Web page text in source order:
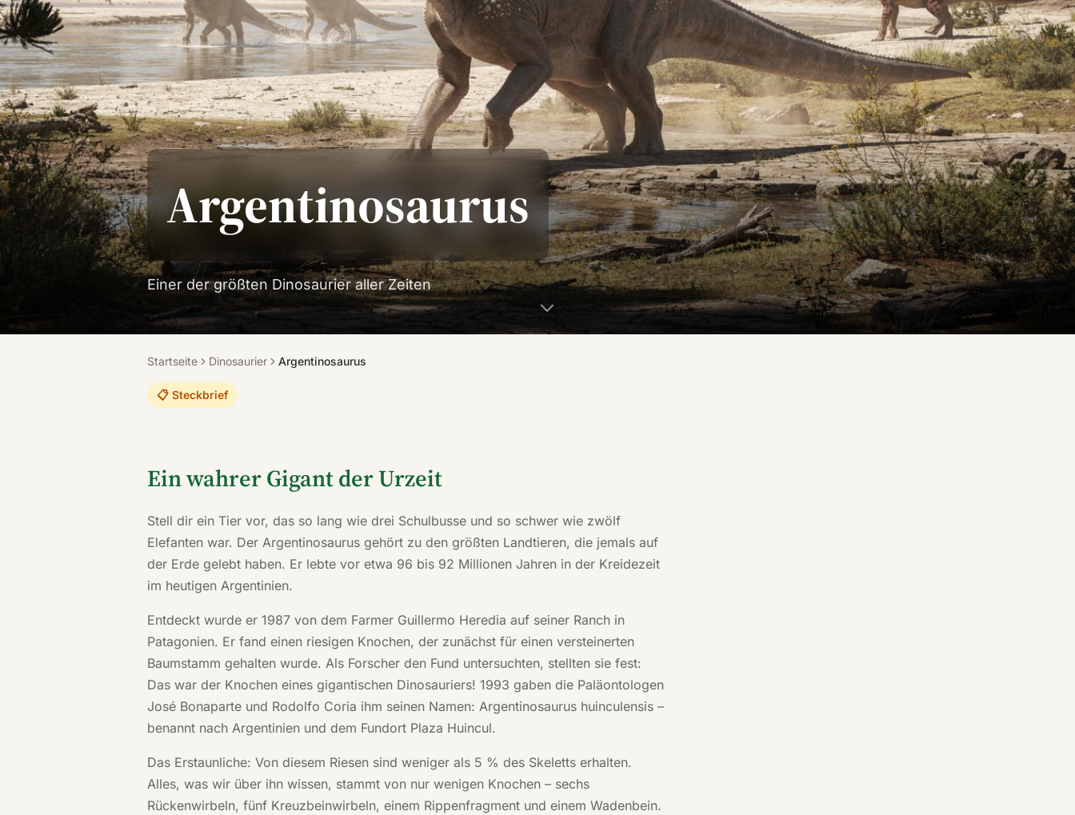
Argentinosaurus
Einer der größten Dinosaurier aller Zeiten
Startseite Dinosaurier Argentinosaurus
📋 Steckbrief
Ein wahrer Gigant der Urzeit
Stell dir ein Tier vor, das so lang wie drei Schulbusse und so schwer wie zwölf
Elefanten war. Der Argentinosaurus gehört zu den größten Landtieren, die jemals auf
der Erde gelebt haben. Er lebte vor etwa 96 bis 92 Millionen Jahren in der Kreidezeit
im heutigen Argentinien.
Entdeckt wurde er 1987 von dem Farmer Guillermo Heredia auf seiner Ranch in
Patagonien. Er fand einen riesigen Knochen, der zunächst für einen versteinerten
Baumstamm gehalten wurde. Als Forscher den Fund untersuchten, stellten sie fest:
Das war der Knochen eines gigantischen Dinosauriers! 1993 gaben die Paläontologen
José Bonaparte und Rodolfo Coria ihm seinen Namen: Argentinosaurus huinculensis –
benannt nach Argentinien und dem Fundort Plaza Huincul.
Das Erstaunliche: Von diesem Riesen sind weniger als 5 % des Skeletts erhalten.
Alles, was wir über ihn wissen, stammt von nur wenigen Knochen – sechs
Rückenwirbeln, fünf Kreuzbeinwirbeln, einem Rippenfragment und einem Wadenbein.